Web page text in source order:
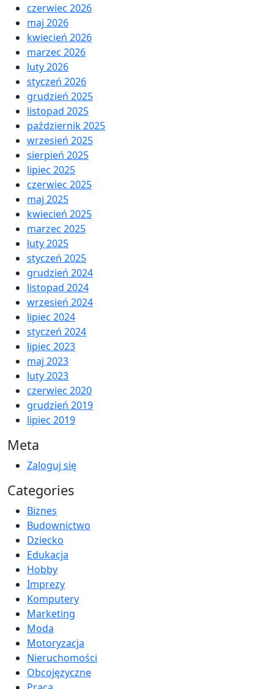
czerwiec 2026
maj 2026
kwiecień 2026
marzec 2026
luty 2026
styczeń 2026
grudzień 2025
listopad 2025
październik 2025
wrzesień 2025
sierpień 2025
lipiec 2025
czerwiec 2025
maj 2025
kwiecień 2025
marzec 2025
luty 2025
styczeń 2025
grudzień 2024
listopad 2024
wrzesień 2024
lipiec 2024
styczeń 2024
lipiec 2023
maj 2023
luty 2023
czerwiec 2020
grudzień 2019
lipiec 2019
Meta
Zaloguj się
Categories
Biznes
Budownictwo
Dziecko
Edukacja
Hobby
Imprezy
Komputery
Marketing
Moda
Motoryzacja
Nieruchomości
Obcojęzyczne